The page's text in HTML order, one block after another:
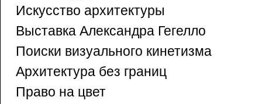
Искусство архитектуры
Выставка Александра Гегелло
Поиски визуального кинетизма
Архитектура без границ
Право на цвет